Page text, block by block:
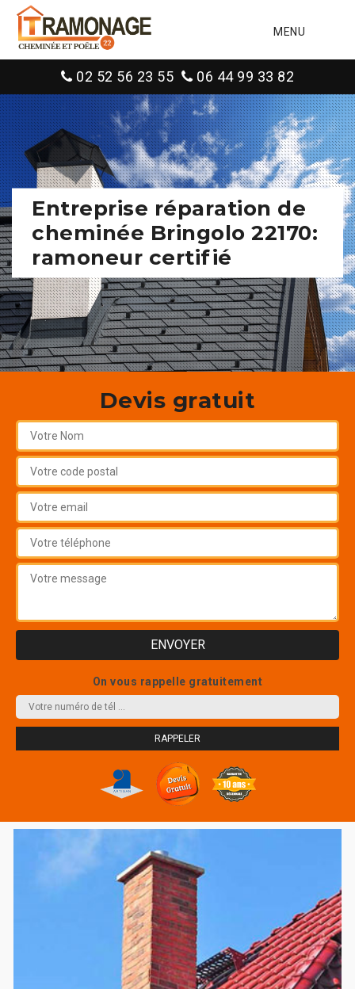
MENU
02 52 56 23 55 06 44 99 33 82
Entreprise réparation de
cheminée Bringolo 22170:
ramoneur certifié
Devis gratuit
On vous rappelle gratuitement